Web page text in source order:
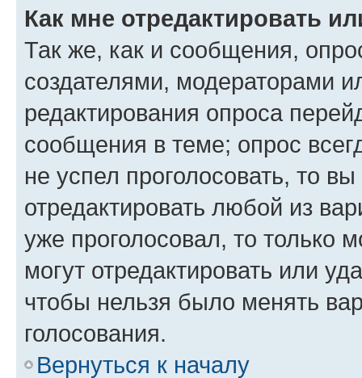
Как мне отредактировать
Так же, как и сообщения,
создателями, модераторами
редактирования опроса
сообщения в теме; опрос
не успел проголосовать, то
отредактировать любой из
уже проголосовал, то только
могут отредактировать или
чтобы нельзя было менять
голосования.
Вернуться к началу